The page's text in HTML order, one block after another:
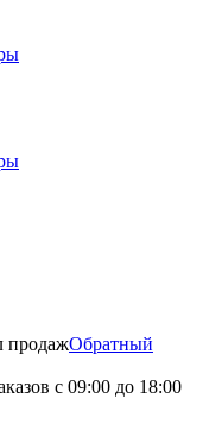
продажОбратный
с 09:00 до 18:00